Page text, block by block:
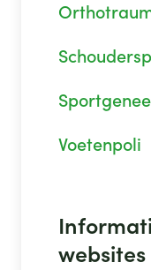
Voetenpoli
websites